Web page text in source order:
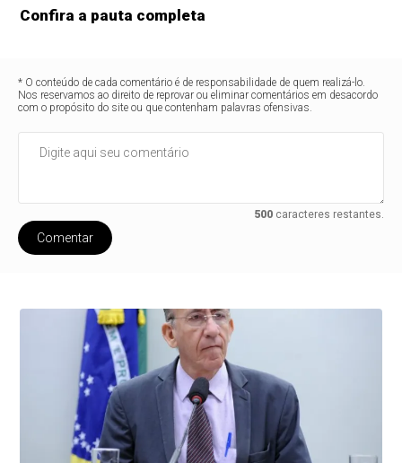
Confira a pauta completa
* O conteúdo de cada comentário é de responsabilidade de quem realizá-lo.
Nos reservamos ao direito de reprovar ou eliminar comentários em desacordo
com o propósito do site ou que contenham palavras ofensivas.
500caracteres restantes.
Comentar